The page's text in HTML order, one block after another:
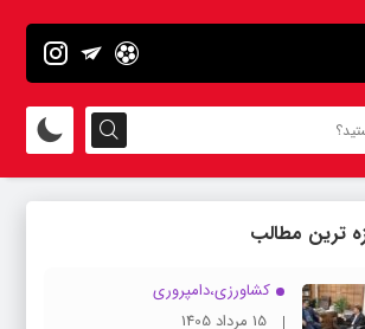
ترین مطالب
کشاورزی،دامپروری
15 مرداد 1405